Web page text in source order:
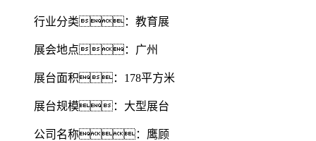
行业分类：教育展
展会地点：广州
展台面积：178平方米
展台规模：大型展台
公司名称：鹰顾